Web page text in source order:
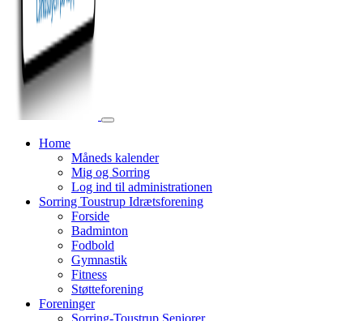
Home
Måneds kalender
Mig og Sorring
Log ind til administrationen
Sorring Toustrup Idrætsforening
Forside
Badminton
Fodbold
Gymnastik
Fitness
Støtteforening
Foreninger
Sorring-Toustrup Seniorer